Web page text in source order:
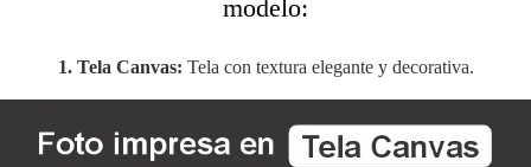
modelo:
1. Tela Canvas: Tela con textura elegante y decorativa.